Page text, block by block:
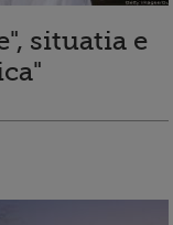
situatia e